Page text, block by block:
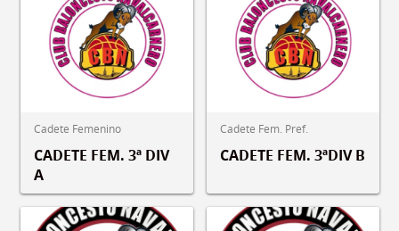
Cadete Femenino
CADETE FEM. 3ª DIV
A
Cadete Fem. Pref.
CADETE FEM. 3ªDIV B